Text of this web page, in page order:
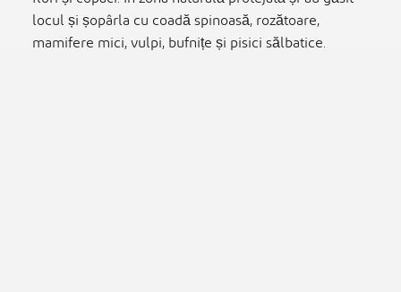
locul și șopârla cu coadă spinoasă, rozătoare,
mamifere mici, vulpi, bufnițe și pisici sălbatice.